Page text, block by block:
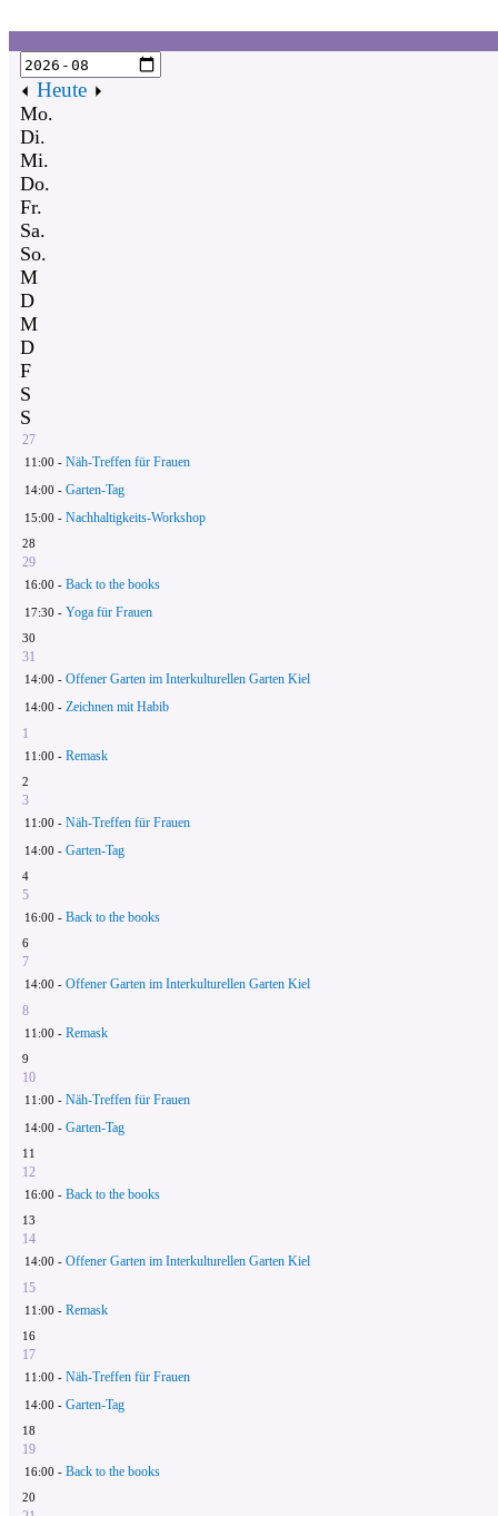
Heute
Mo.
Di.
Mi.
Do.
Fr.
Sa.
So.
M
D
M
D
F
S
S
27
11:00 - Näh-Treffen für Frauen
14:00 - Garten-Tag
15:00 - Nachhaltigkeits-Workshop
28
29
16:00 - Back to the books
17:30 - Yoga für Frauen
30
31
14:00 - Offener Garten im Interkulturellen Garten Kiel
14:00 - Zeichnen mit Habib
1
11:00 - Remask
2
3
11:00 - Näh-Treffen für Frauen
14:00 - Garten-Tag
4
5
16:00 - Back to the books
6
7
14:00 - Offener Garten im Interkulturellen Garten Kiel
8
11:00 - Remask
9
10
11:00 - Näh-Treffen für Frauen
14:00 - Garten-Tag
11
12
16:00 - Back to the books
13
14
14:00 - Offener Garten im Interkulturellen Garten Kiel
15
11:00 - Remask
16
17
11:00 - Näh-Treffen für Frauen
14:00 - Garten-Tag
18
19
16:00 - Back to the books
20